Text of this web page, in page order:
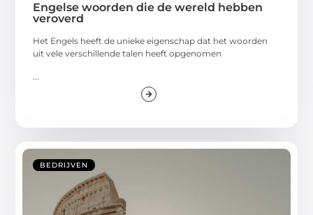
Engelse woorden die de wereld hebben
veroverd
Het Engels heeft de unieke eigenschap dat het woorden
uit vele verschillende talen heeft opgenomen
BEDRIJVEN